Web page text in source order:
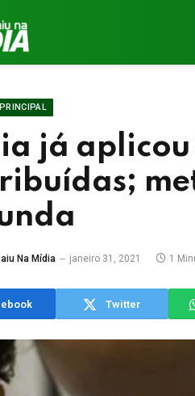
já aplicou
Na Mídia janeiro 31, 2021 1
Twitter